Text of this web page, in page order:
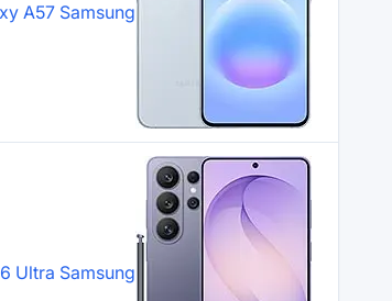
A57 Samsung
Ultra Samsung